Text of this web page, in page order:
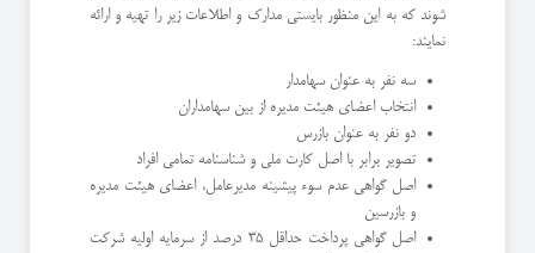
شوند که به این منظور بایستی مدارک و اطلاعات زیر را تهیه و ارائه
نمایند:
سه نفر به عنوان سهامدار
انتخاب اعضای هیئت مدیره از بین سهامداران
دو نفر به عنوان بازرس
تصویر برابر با اصل کارت ملی و شناسنامه تمامی افراد
اصل گواهی عدم سوء پیشینه مدیرعامل، اعضای هیئت مدیره
و بازرسین
اصل گواهی پرداخت حداقل 35 درصد از سرمایه اولیه شرکت